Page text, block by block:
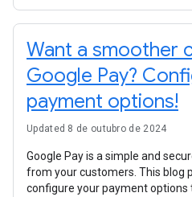
Want a smoother
Google Pay?
payment options!
Updated 8 de outubro de 2024
Google Pay is a simple and
from your customers. This blog
configure your payment